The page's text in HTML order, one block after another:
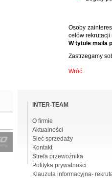
Osoby
celów
W tytule maila
Zastrzegamy
Wróć
nawigacjeINTER-TEAM
O firmie
Aktualności
Sieć sprzedaży
Kontakt
Strefa przewoźnika
Polityka prywatności
Klauzula informacyjna-